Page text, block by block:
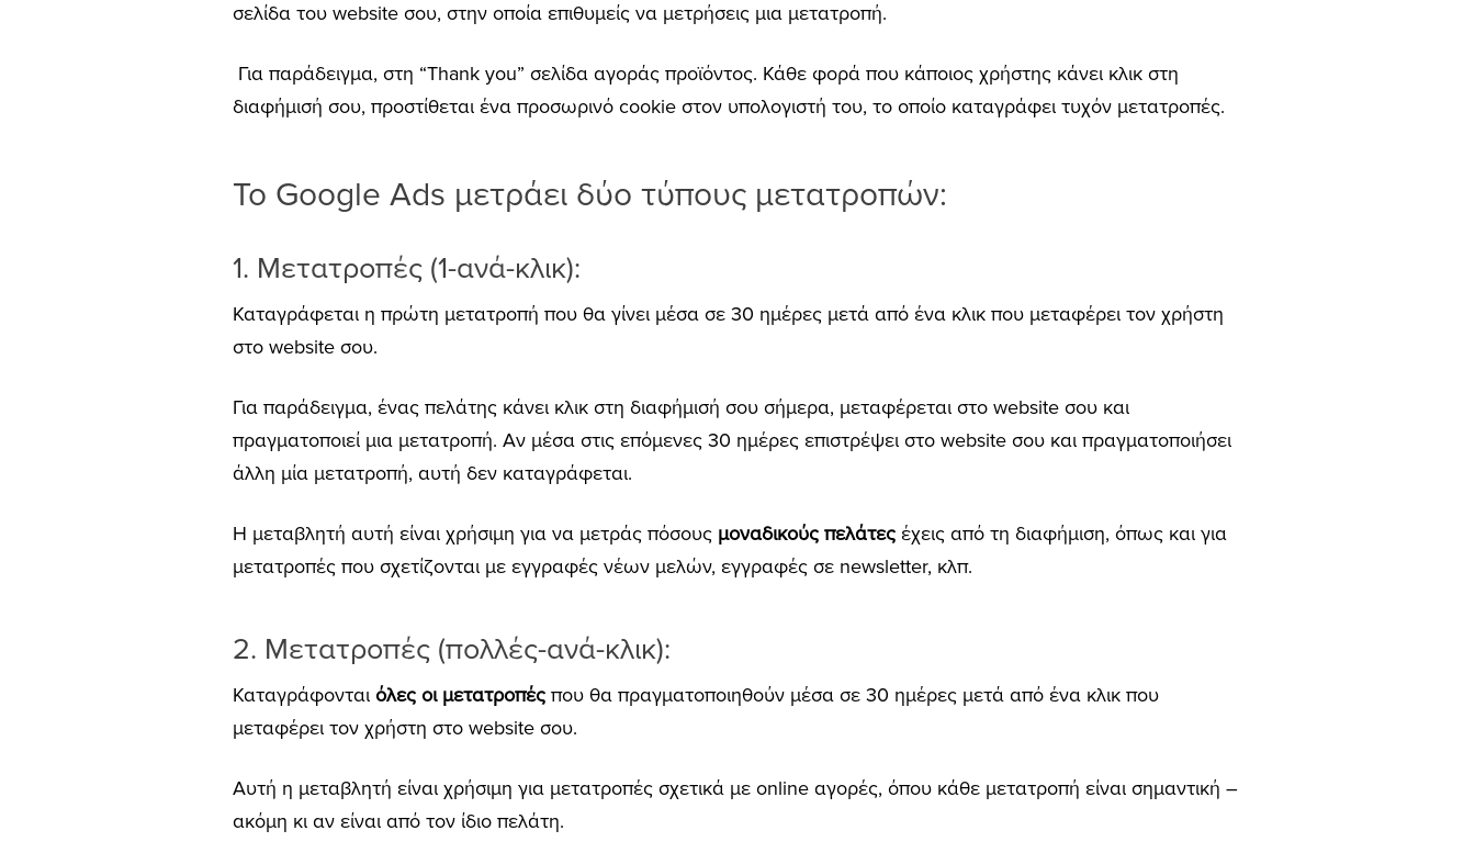
σελίδα του website σου, στην οποία επιθυμείς να μετρήσεις μια μετατροπή.
Για παράδειγμα, στη “Thank you” σελίδα αγοράς προϊόντος. Κάθε φορά που κάποιος χρήστης κάνει κλικ στη
διαφήμισή σου, προστίθεται ένα προσωρινό cookie στον υπολογιστή του, το οποίο καταγράφει τυχόν μετατροπές.
Το Google Ads μετράει δύο τύπους μετατροπών:
1. Μετατροπές (1-ανά-κλικ):
Καταγράφεται η πρώτη μετατροπή που θα γίνει μέσα σε 30 ημέρες μετά από ένα κλικ που μεταφέρει τον χρήστη
στο website σου.
Για παράδειγμα, ένας πελάτης κάνει κλικ στη διαφήμισή σου σήμερα, μεταφέρεται στο website σου και
πραγματοποιεί μια μετατροπή. Αν μέσα στις επόμενες 30 ημέρες επιστρέψει στο website σου και πραγματοποιήσει
άλλη μία μετατροπή, αυτή δεν καταγράφεται.
Η μεταβλητή αυτή είναι χρήσιμη για να μετράς πόσους μοναδικούς πελάτες έχεις από τη διαφήμιση, όπως και για
μετατροπές που σχετίζονται με εγγραφές νέων μελών, εγγραφές σε newsletter, κλπ.
2. Μετατροπές (πολλές-ανά-κλικ):
Καταγράφονται όλες οι μετατροπές που θα πραγματοποιηθούν μέσα σε 30 ημέρες μετά από ένα κλικ που
μεταφέρει τον χρήστη στο website σου.
Αυτή η μεταβλητή είναι χρήσιμη για μετατροπές σχετικά με online αγορές, όπου κάθε μετατροπή είναι σημαντική –
ακόμη κι αν είναι από τον ίδιο πελάτη.